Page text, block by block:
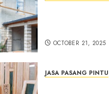
OCTOBER 21, 2025
JASA PASANG PINTU